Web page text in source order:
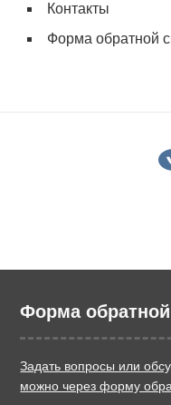
Контакты
Форма обратной
Форма
Задать вопросы или
можно через форму